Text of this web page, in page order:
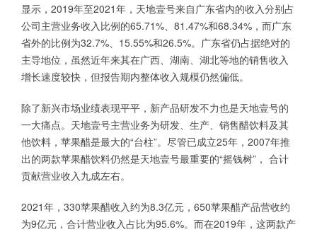
显示，2019年至2021年，天地壹号来自广东省内的收入分别占
公司主营业务收入比例的65.71%、81.47%和68.34%，而广东
省外的比例为32.7%、15.55%和26.5%。广东省仍占据绝对的
主导地位，虽然近年来其在广西、湖南、湖北等地的销售收入
增长速度较快，但报告期内整体收入规模仍然偏低。
除了新兴市场业绩表现平平，新产品研发不力也是天地壹号的
一大痛点。天地壹号主营业务为研发、生产、销售醋饮料及其
他饮料，苹果醋是最大的“台柱”。尽管已成立25年，2007年推
出的两款苹果醋饮料仍然是天地壹号最重要的“摇钱树”， 合计
贡献营业收入九成左右。
2021年，330苹果醋收入约为8.3亿元，650苹果醋产品营收约
为9亿元，合计营业收入占比为95.6%。而在2019年，这两款产